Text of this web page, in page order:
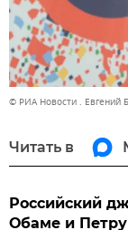
© РИА Новости . Евгений
Читать в
Российский
Обаме и